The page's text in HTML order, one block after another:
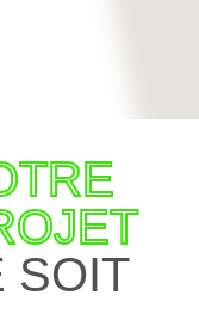
SOIT